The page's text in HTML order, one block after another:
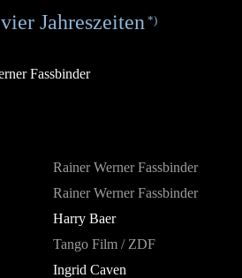
Jahreszeiten *)
Fassbinder
Rainer Werner Fassbinder
Rainer Werner Fassbinder
Harry Baer
Tango Film / ZDF
Ingrid Caven